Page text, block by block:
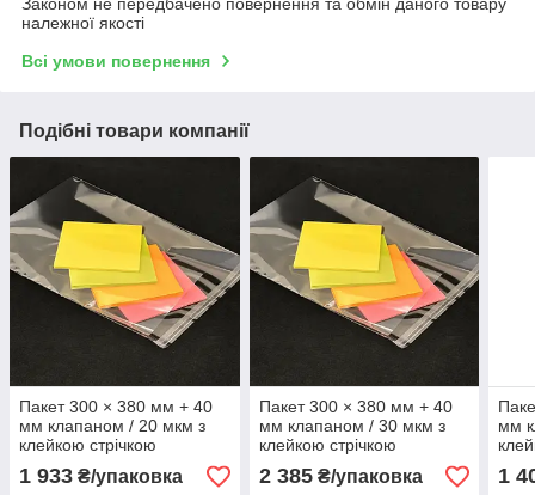
належної якості
Всі умови повернення
Подібні товари компанії
Пакет 300 × 380 мм + 40
мм клапаном / 20 мкм з
клейкою стрічкою
поліпропиленовий БОПП
1000 шт
1 933 ₴/упаковка
Пакет 300 × 380 мм + 40
мм клапаном / 30 мкм з
клейкою стрічкою
поліпропиленовий БОПП
1000 шт
2 385₴/упаковка
мм
1